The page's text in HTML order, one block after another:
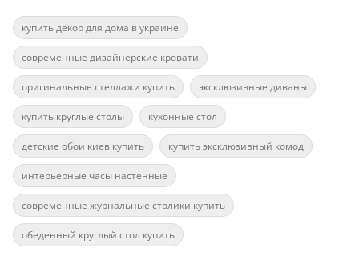
купить декор для дома в украине
современные дизайнерские кровати
оригинальные стеллажи купить эксклюзивные диваны
купить круглые столы кухонные стол
детские обои киев купить купить эксклюзивный комод
интерьерные часы настенные
современные журнальные столики купить
обеденный круглый стол купить